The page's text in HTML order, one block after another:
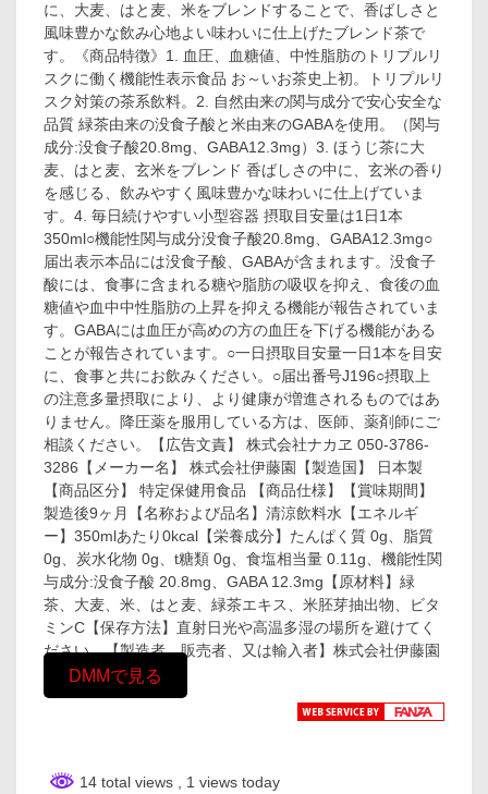
に、大麦、はと麦、米をブレンドすることで、香ばしさと
風味豊かな飲み心地よい味わいに仕上げたブレンド茶で
す。《商品特徴》1. 血圧、血糖値、中性脂肪のトリプルリ
スクに働く機能性表示食品 お～いお茶史上初。トリプルリ
スク対策の茶系飲料。2. 自然由来の関与成分で安心安全な
品質 緑茶由来の没食子酸と米由来のGABAを使用。（関与
成分:没食子酸20.8mg、GABA12.3mg）3. ほうじ茶に大
麦、はと麦、玄米をブレンド 香ばしさの中に、玄米の香り
を感じる、飲みやすく風味豊かな味わいに仕上げていま
す。4. 毎日続けやすい小型容器 摂取目安量は1日1本
350ml○機能性関与成分没食子酸20.8mg、GABA12.3mg○
届出表示本品には没食子酸、GABAが含まれます。没食子
酸には、食事に含まれる糖や脂肪の吸収を抑え、食後の血
糖値や血中中性脂肪の上昇を抑える機能が報告されていま
す。GABAには血圧が高めの方の血圧を下げる機能がある
ことが報告されています。○一日摂取目安量一日1本を目安
に、食事と共にお飲みください。○届出番号J196○摂取上
の注意多量摂取により、より健康が増進されるものではあ
りません。降圧薬を服用している方は、医師、薬剤師にご
相談ください。【広告文責】 株式会社ナカヱ 050-3786-
3286【メーカー名】 株式会社伊藤園【製造国】 日本製
【商品区分】 特定保健用食品 【商品仕様】【賞味期間】
製造後9ヶ月【名称および品名】清涼飲料水【エネルギ
ー】350mlあたり0kcal【栄養成分】たんぱく質 0g、脂質
0g、炭水化物 0g、t糖類 0g、食塩相当量 0.11g、機能性関
与成分:没食子酸 20.8mg、GABA 12.3mg【原材料】緑
茶、大麦、米、はと麦、緑茶エキス、米胚芽抽出物、ビタ
ミンC【保存方法】直射日光や高温多湿の場所を避けてく
ださい。【製造者、販売者、又は輸入者】株式会社伊藤園
DMMで見る
14 total views , 1 views today